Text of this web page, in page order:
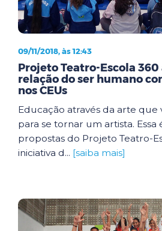
09/11/2018, às 12:43
Projeto Teatro-Escola 360
relação do ser humano
nos CEUs
Educação através da arte que
para se tornar um artista. Essa
propostas do Projeto Teatro-
iniciativa d... [saiba mais]